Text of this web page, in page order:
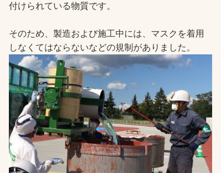
付けられている物質です。
そのため、製造および施工中には、マスクを着用
しなくてはならないなどの規制がありました。